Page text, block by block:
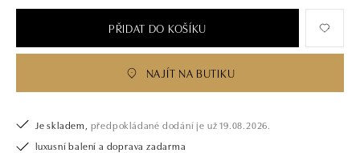
PŘIDAT DO KOŠÍKU
NAJÍT NA BUTIKU
Je skladem, předpokládané dodání je už 19.08.2026.
luxusní balení a doprava zadarma